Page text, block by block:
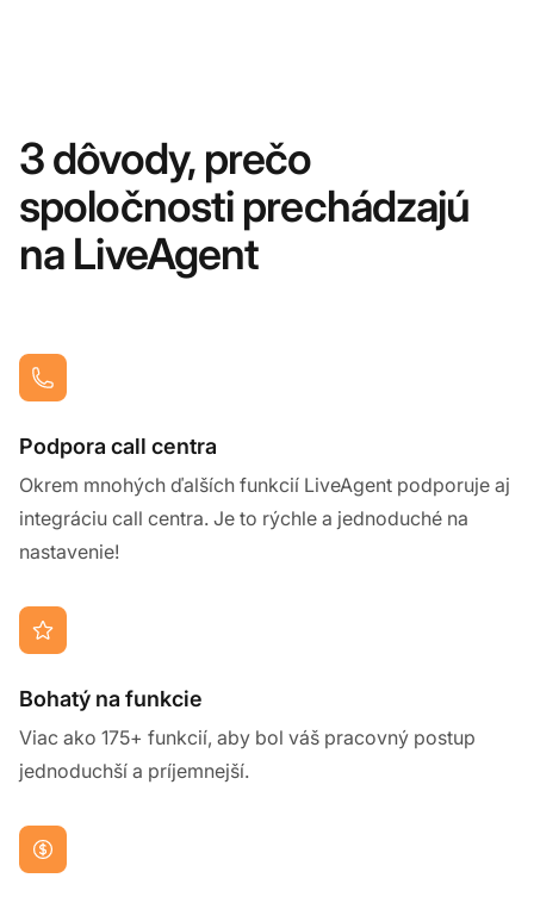
3 dôvody, prečo
spoločnosti prechádzajú
na LiveAgent
Podpora call centra
Okrem mnohých ďalších funkcií LiveAgent podporuje aj
integráciu call centra. Je to rýchle a jednoduché na
nastavenie!
Bohatý na funkcie
Viac ako 175+ funkcií, aby bol váš pracovný postup
jednoduchší a príjemnejší.